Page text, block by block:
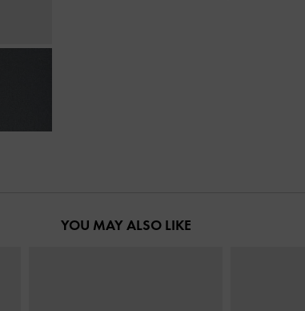
YOU MAY ALSO LIKE